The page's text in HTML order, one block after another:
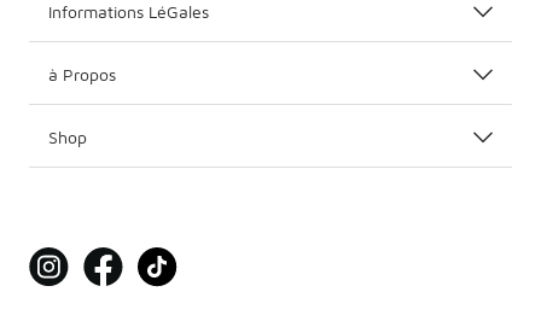
Informations LéGales
à Propos
Shop